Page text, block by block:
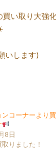
い取り大強
いします)
ンコーナーより買
8日
りました！